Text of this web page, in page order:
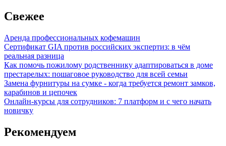
Свежее
Аренда профессиональных кофемашин
Сертификат GIA против российских экспертиз: в чём
реальная разница
Как помочь пожилому родственнику адаптироваться в доме
престарелых: пошаговое руководство для всей семьи
Замена фурнитуры на сумке - когда требуется ремонт замков,
карабинов и цепочек
Онлайн-курсы для сотрудников: 7 платформ и с чего начать
новичку
Рекомендуем